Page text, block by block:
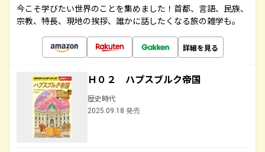
今こそ学びたい世界のことを集めました！首都、言語、民族、
宗教、特長、現地の挨拶、誰かに話したくなる旅の雑学も。
詳細を見る
Ｈ０２ ハプスブルク帝国
歴史時代
2025.09.18 発売